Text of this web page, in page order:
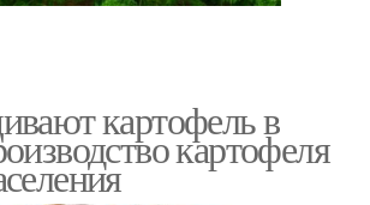
картофель в
картофеля